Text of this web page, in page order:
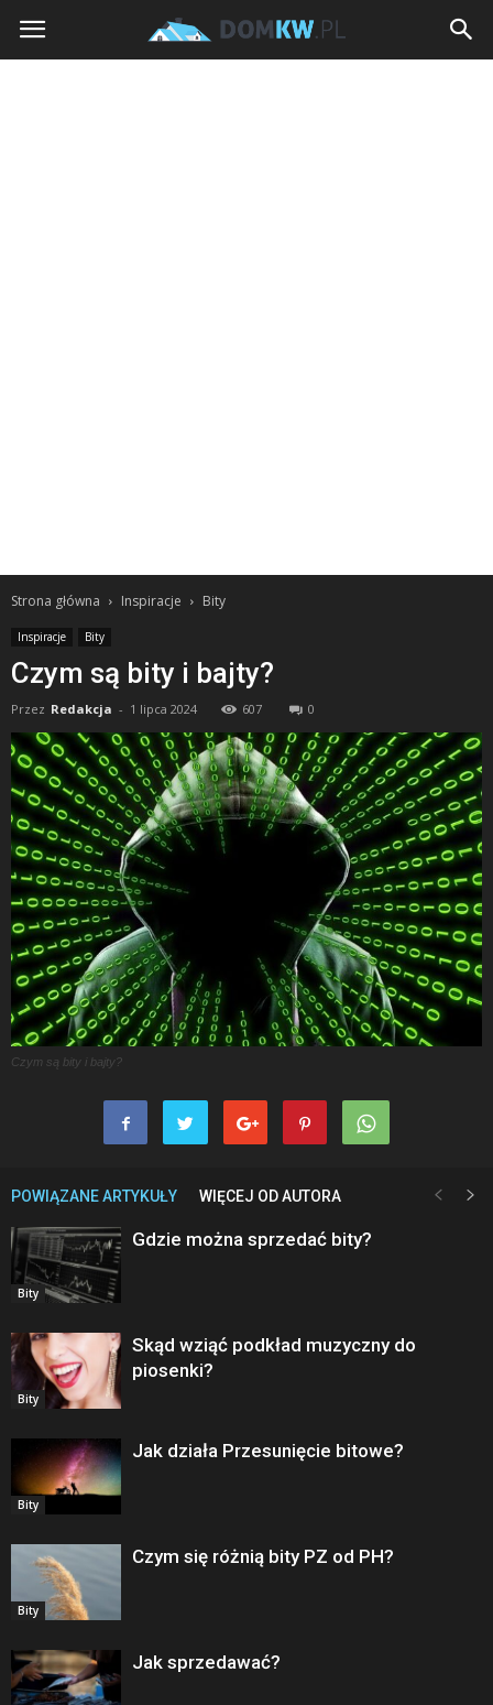
domkw.pl
Strona główna Inspiracje Bity
Inspiracje Bity
Czym są bity i bajty?
Przez Redakcja - 1 lipca 2024 607 0
Czym są bity i bajty?
POWIĄZANE ARTYKUŁY WIĘCEJ OD AUTORA
Bity
Gdzie można sprzedać bity?
Bity
Skąd wziąć podkład muzyczny do
piosenki?
Bity
Jak działa Przesunięcie bitowe?
Bity
Czym się różnią bity PZ od PH?
Jak sprzedawać?